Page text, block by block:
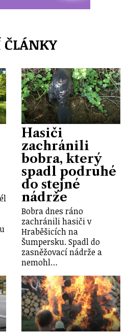
ČLÁNKY
Hasiči
zachránili
bobra, který
spadl podruhé
do stejné
nádrže
Bobra dnes ráno
zachránili hasiči v
Hraběšicích na
Šumpersku. Spadl do
zasněžovací nádrže a
nemohl…